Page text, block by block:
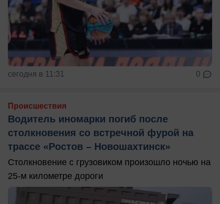
сегодня в 11:31 0
Происшествия
Водитель иномарки погиб после
столкновения со встречной фурой на
трассе «Ростов – Новошахтинск»
Столкновение с грузовиком произошло ночью на
25-м километре дороги